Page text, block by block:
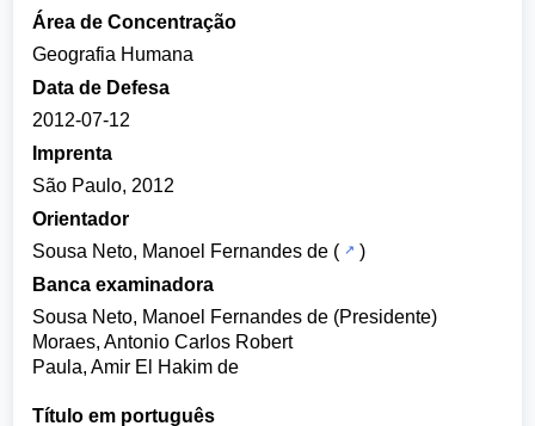
Área de Concentração
Geografia Humana
Data de Defesa
2012-07-12
Imprenta
São Paulo, 2012
Orientador
Sousa Neto, Manoel Fernandes de (
)
Banca examinadora
Sousa Neto, Manoel Fernandes de (Presidente)
Moraes, Antonio Carlos Robert
Paula, Amir El Hakim de
Título em português